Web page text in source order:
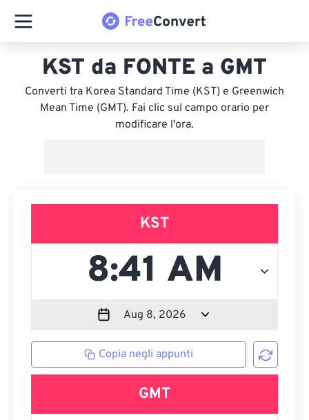
KST da FONTE a GMT
Converti tra Korea Standard Time (KST) e Greenwich
Mean Time (GMT). Fai clic sul campo orario per
modificare l'ora.
KST
Copia negli appunti
GMT